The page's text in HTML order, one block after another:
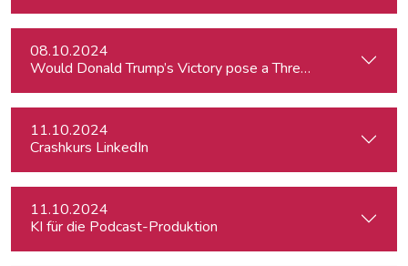
08.10.2024
Would Donald Trump’s Victory pose a Threat to Press
11.10.2024
Crashkurs LinkedIn
11.10.2024
KI für die Podcast-Produktion